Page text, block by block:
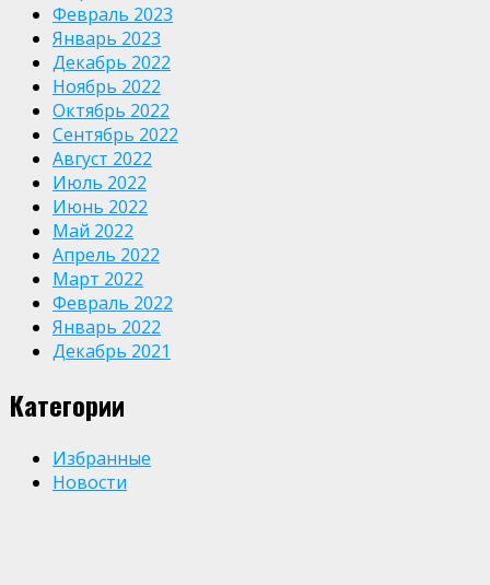
Февраль 2023
Январь 2023
Декабрь 2022
Ноябрь 2022
Октябрь 2022
Сентябрь 2022
Август 2022
Июль 2022
Июнь 2022
Май 2022
Апрель 2022
Март 2022
Февраль 2022
Январь 2022
Декабрь 2021
Категории
Избранные
Новости